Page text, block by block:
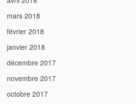
mars 2018
février 2018
janvier 2018
décembre 2017
novembre 2017
octobre 2017